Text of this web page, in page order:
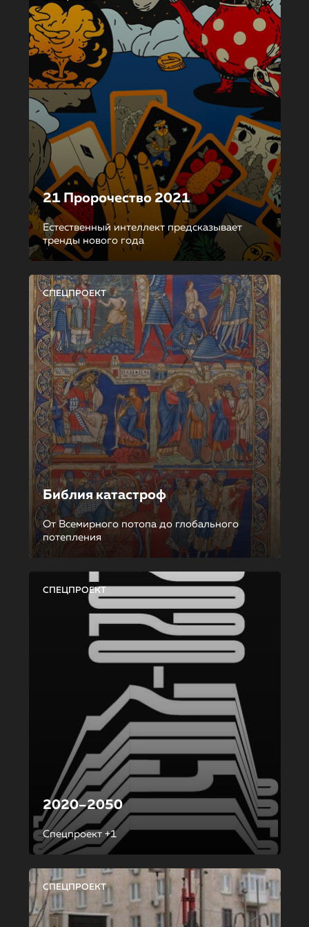
21 Пророчество 2021
Естественный интеллект предсказывает
тренды нового года
СПЕЦПРОЕКТ
Библия катастроф
От Всемирного потопа до глобального
потепления
СПЕЦПРОЕКТ
2020–2050
Спецпроект +1
СПЕЦПРОЕКТ